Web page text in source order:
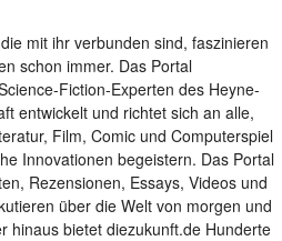
mit ihr verbunden sind, faszinieren
schon immer. Das Portal
Fiction-Experten des Heyne-
entwickelt und richtet sich an alle,
Film, Comic und Computerspiel
Innovationen begeistern. Das Portal
Rezensionen, Essays, Videos und
über die Welt von morgen und
hinaus bietet diezukunft.de Hunderte